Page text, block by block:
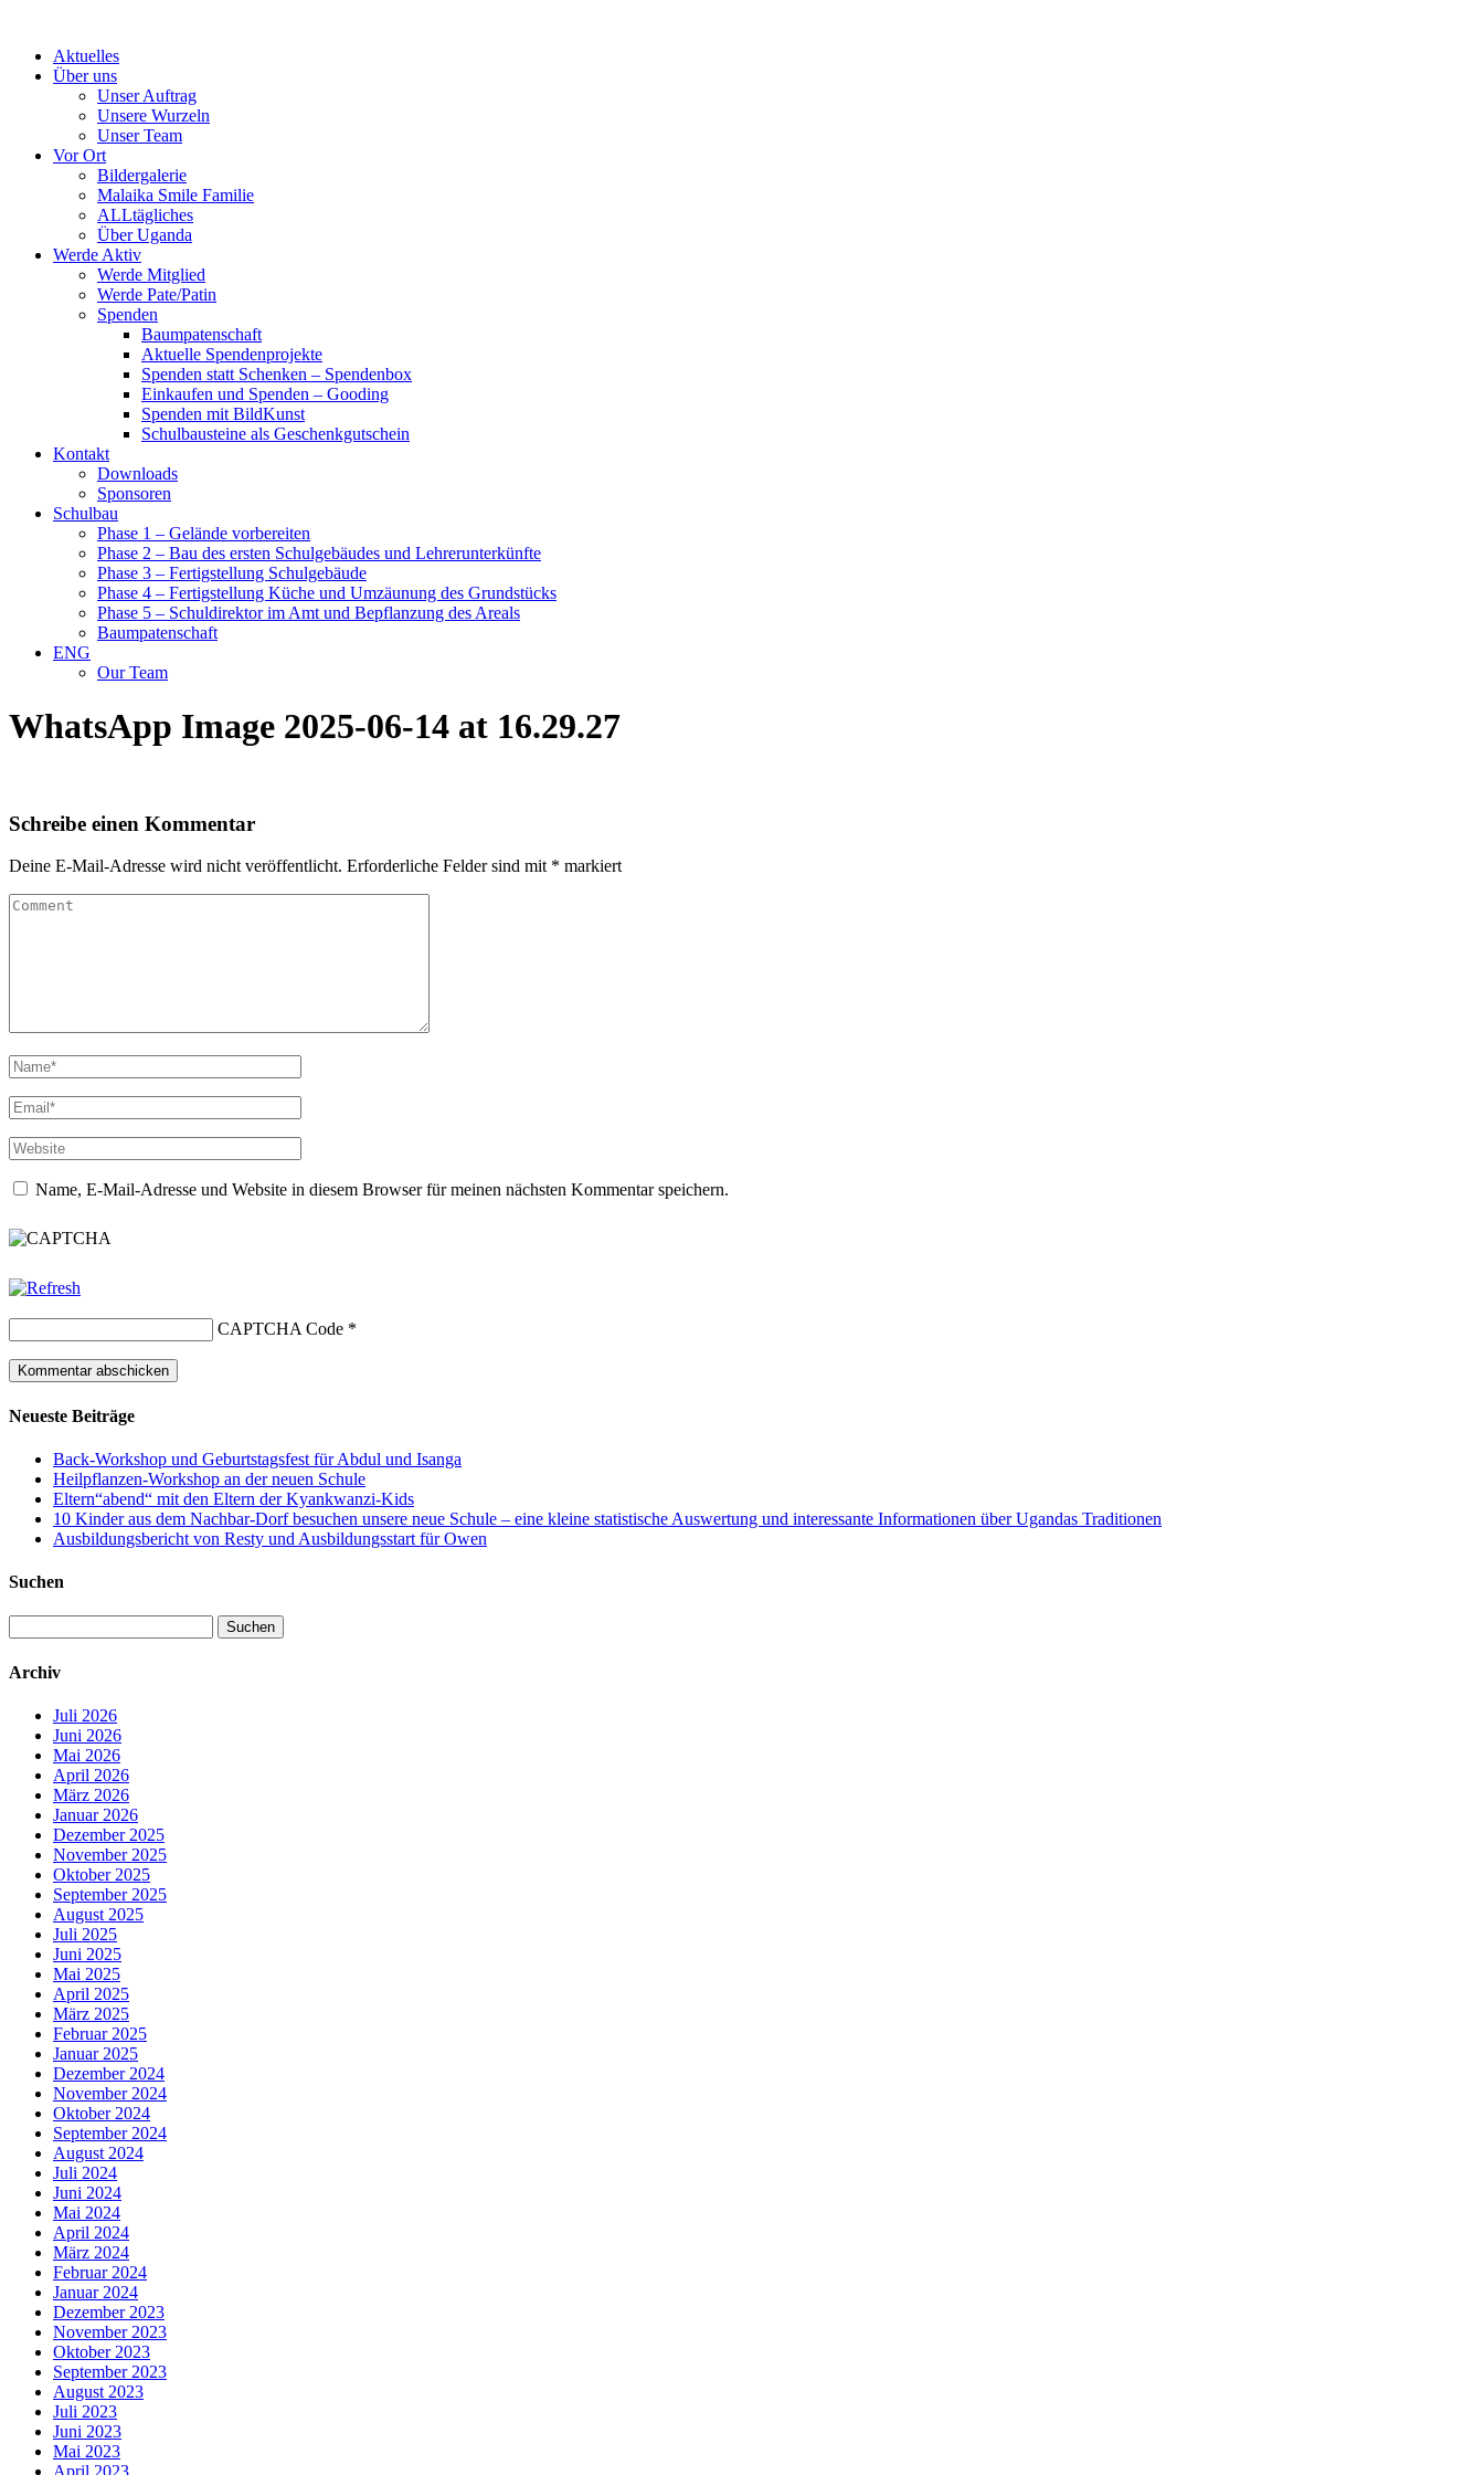
contentAktuelles
Über uns
Unser Auftrag
Unsere Wurzeln
Unser Team
Vor Ort
Bildergalerie
Malaika Smile Familie
ALLtägliches
Über Uganda
Werde Aktiv
Werde Mitglied
Werde Pate/Patin
Spenden
Baumpatenschaft
Aktuelle Spendenprojekte
Spenden statt Schenken – Spendenbox
Einkaufen und Spenden – Gooding
Spenden mit BildKunst
Schulbausteine als Geschenkgutschein
Kontakt
Downloads
Sponsoren
Schulbau
Phase 1 – Gelände vorbereiten
Phase 2 – Bau des ersten Schulgebäudes und Lehrerunterkünfte
Phase 3 – Fertigstellung Schulgebäude
Phase 4 – Fertigstellung Küche und Umzäunung des Grundstücks
Phase 5 – Schuldirektor im Amt und Bepflanzung des Areals
Baumpatenschaft
ENG
Our Team
WhatsApp Image 2025-06-14 at 16.29.27
Schreibe einen Kommentar
Deine E-Mail-Adresse wird nicht veröffentlicht. Erforderliche Felder sind mit * markiert
Name, E-Mail-Adresse und Website in diesem Browser für meinen nächsten Kommentar speichern.
CAPTCHA Code *
Neueste Beiträge
Back-Workshop und Geburtstagsfest für Abdul und Isanga
Heilpflanzen-Workshop an der neuen Schule
Eltern“abend“ mit den Eltern der Kyankwanzi-Kids
10 Kinder aus dem Nachbar-Dorf besuchen unsere neue Schule – eine kleine statistische Auswertung und interessante Informationen über Ugandas Traditionen
Ausbildungsbericht von Resty und Ausbildungsstart für Owen
Suchen
nach:
Archiv
Juli 2026
Juni 2026
Mai 2026
April 2026
März 2026
Januar 2026
Dezember 2025
November 2025
Oktober 2025
September 2025
August 2025
Juli 2025
Juni 2025
Mai 2025
April 2025
März 2025
Februar 2025
Januar 2025
Dezember 2024
November 2024
Oktober 2024
September 2024
August 2024
Juli 2024
Juni 2024
Mai 2024
April 2024
März 2024
Februar 2024
Januar 2024
Dezember 2023
November 2023
Oktober 2023
September 2023
August 2023
Juli 2023
Juni 2023
Mai 2023
April 2023